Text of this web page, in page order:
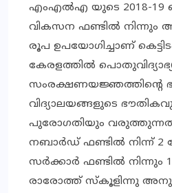
എംഎല്‍എ യുടെ 2018-19
വികസന ഫണ്ടില്‍ നിന്നും
രൂപ ഉപയോഗിച്ചാണ്
കേരളത്തില്‍
സംരക്ഷണയജ്ഞത്തിന്റെ
വിദ്യാലയങ്ങളുടെ
പുരോഗതിയും
നബാര്‍ഡ് ഫണ്ടില്‍ നിന്ന് 2
സര്‍ക്കാര്‍ ഫണ്ടില്‍ നിന്നും
രാരോത്ത് സ്‌കൂളിന്നു